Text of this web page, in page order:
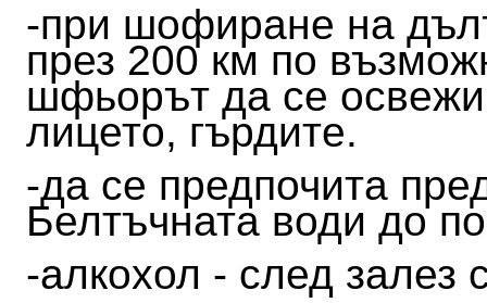
-при шофиране на
през 200 км по
шфьорът да се
лицето, гърдите.
-да се предпочита
Белтъчната води до
-алкохол - след залез